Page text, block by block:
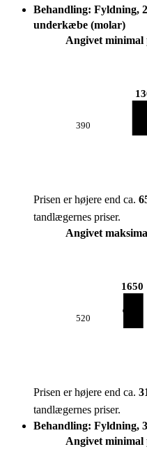
Behandling: Fyldning,
underkæbe (molar)
Angivet minimal
390
Prisen er højere end ca.
tandlægernes priser.
Angivet
520
1650
Prisen er højere end ca.
tandlægernes priser.
Behandling: Fyldning,
Angivet minimal